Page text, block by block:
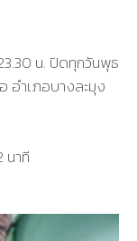
น. ปิดทุกวันพุธ
ำเภอบางละมุง
นาที